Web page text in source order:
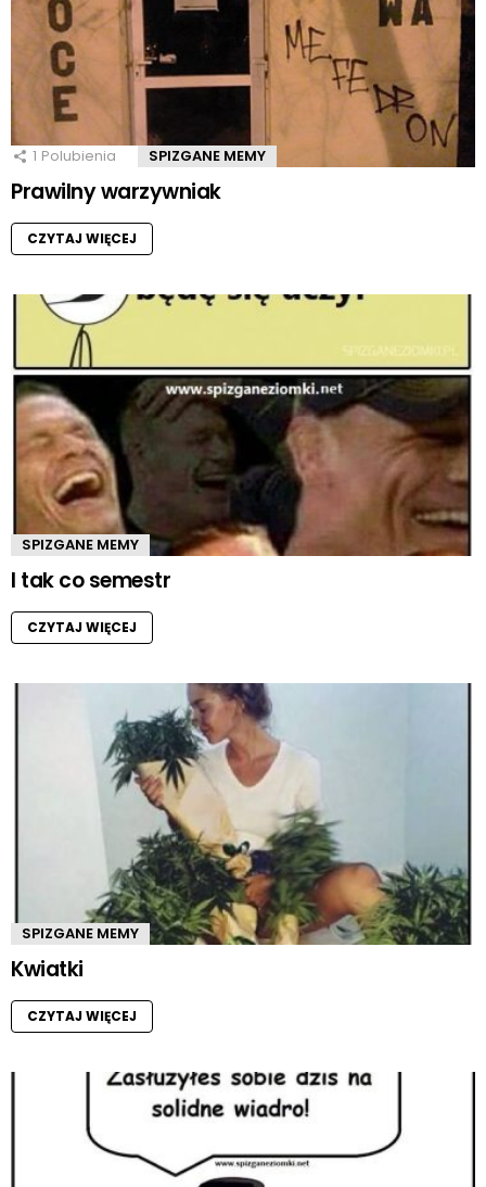
1 Polubienia SPIZGANE MEMY
Prawilny warzywniak
CZYTAJ WIĘCEJ
SPIZGANE MEMY
I tak co semestr
CZYTAJ WIĘCEJ
SPIZGANE MEMY
Kwiatki
CZYTAJ WIĘCEJ